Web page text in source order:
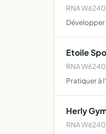
RNA
Développer
Etoile
RNA
Pratiquer à
Herly
RNA